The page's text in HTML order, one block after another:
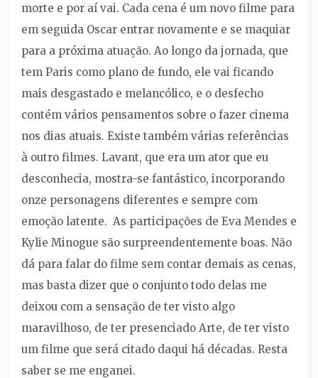
morte e por aí vai. Cada cena é um novo filme para
em seguida Oscar entrar novamente e se maquiar
para a próxima atuação. Ao longo da jornada, que
tem Paris como plano de fundo, ele vai ficando
mais desgastado e melancólico, e o desfecho
contém vários pensamentos sobre o fazer cinema
nos dias atuais. Existe também várias referências
à outro filmes. Lavant, que era um ator que eu
desconhecia, mostra-se fantástico, incorporando
onze personagens diferentes e sempre com
emoção latente. As participações de Eva Mendes e
Kylie Minogue são surpreendentemente boas. Não
dá para falar do filme sem contar demais as cenas,
mas basta dizer que o conjunto todo delas me
deixou com a sensação de ter visto algo
maravilhoso, de ter presenciado Arte, de ter visto
um filme que será citado daqui há décadas. Resta
saber se me enganei.